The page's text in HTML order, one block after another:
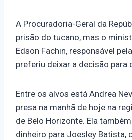
A Procuradoria-Geral da
prisão do tucano, mas o
Edson Fachin, responsável
preferiu deixar a decisão para
Entre os alvos está Andrea
presa na manhã de hoje na
de Belo Horizonte. Ela
dinheiro para Joesley Batista,